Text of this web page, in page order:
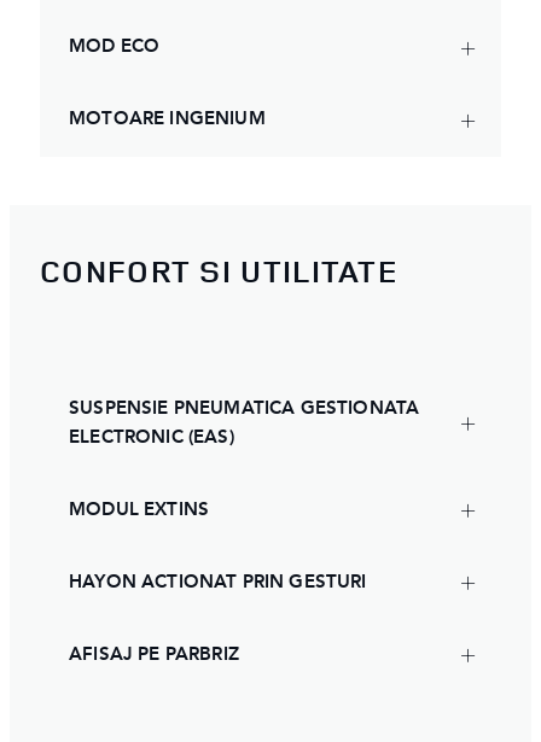
MOD ECO
MOTOARE INGENIUM
CONFORT SI UTILITATE
SUSPENSIE PNEUMATICA GESTIONATA
ELECTRONIC (EAS)
MODUL EXTINS
HAYON ACTIONAT PRIN GESTURI
AFISAJ PE PARBRIZ